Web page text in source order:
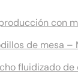
con
de mesa –
fluidizado